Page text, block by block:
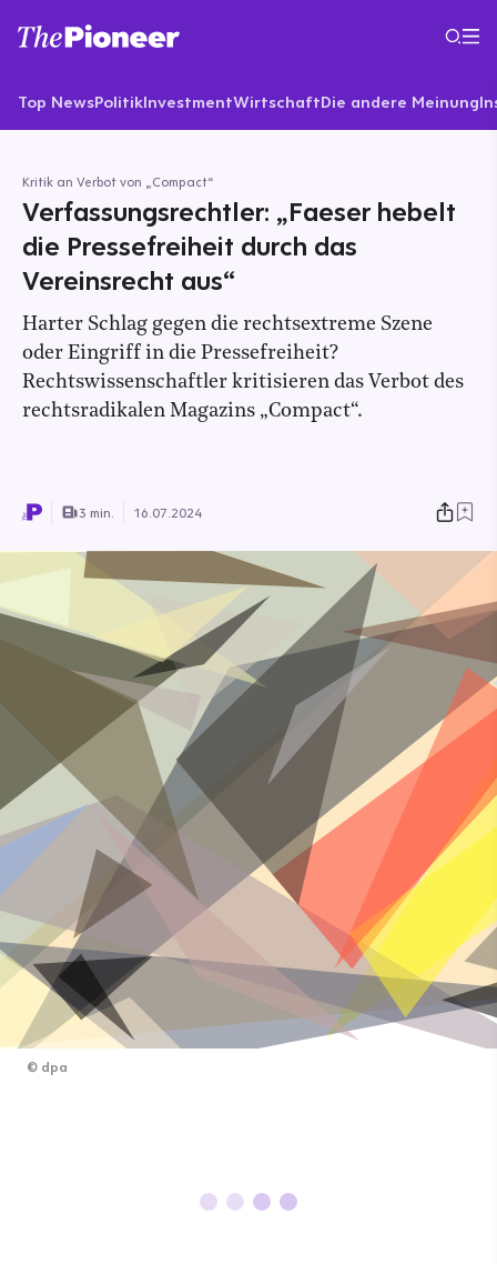
Top NewsPolitikInvestmentWirtschaftDie andere Meinung
Kritik an Verbot von „Compact“
Verfassungsrechtler: „Faeser hebelt
die Pressefreiheit durch das
Vereinsrecht aus“
Harter Schlag gegen die rechtsextreme Szene
oder Eingriff in die Pressefreiheit?
Rechtswissenschaftler kritisieren das Verbot des
rechtsradikalen Magazins „Compact“.
3 min. 16.07.2024
© dpa